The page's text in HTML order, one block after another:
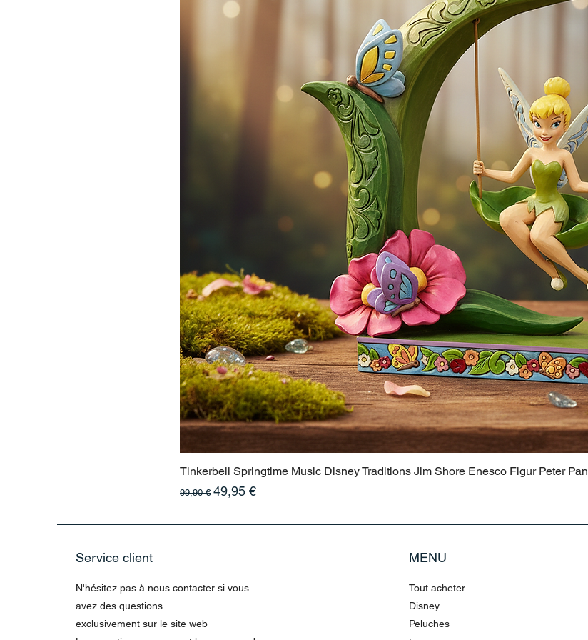
Tinkerbell Springtime Music Disney Traditions Jim Shore Enesco Figur Peter Pan
Prix original
99,90 € Prix promotionnel
49,95 €
Service client
N'hésitez pas à nous contacter si vous
avez des questions.
exclusivement sur le site web
MENU
Tout acheter
Disney
Peluches